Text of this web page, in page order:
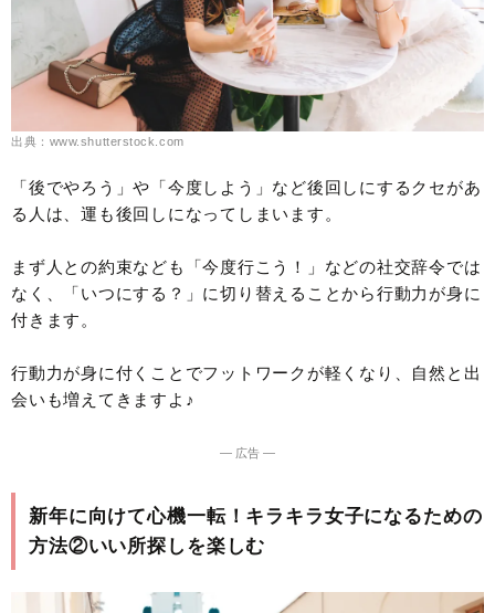
出典：www.shutterstock.com
「後でやろう」や「今度しよう」など後回しにするクセがあ
る人は、運も後回しになってしまいます。
まず人との約束なども「今度行こう！」などの社交辞令では
なく、「いつにする？」に切り替えることから行動力が身に
付きます。
行動力が身に付くことでフットワークが軽くなり、自然と出
会いも増えてきますよ♪
― 広告 ―
新年に向けて心機一転！キラキラ女子になるための
方法②いい所探しを楽しむ